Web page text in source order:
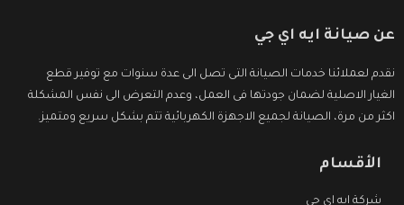
عن صيانة ايه اي جي
نقدم لعملائنا خدمات الصيانة التى تصل الى عدة سنوات مع توفير قطع
الغيار الاصلية لضمان جودتها فى العمل، وعدم التعرض الى نفس المشكلة
اكثر من مرة، الصيانة لجميع الاجهزة الكهربائية تتم بشكل سريع ومتميز.
الأقسام
شركة ايه اي جي